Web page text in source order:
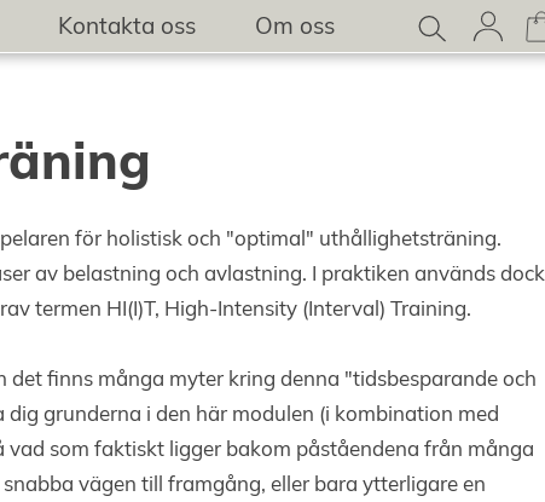
Kontakta oss Om oss
för holistisk och "optimal" uthållighetsträning.
av belastning och avlastning. I praktiken används dock
termen HI(I)T, High-Intensity (Interval) Training.
finns många myter kring denna "tidsbesparande och
grunderna i den här modulen (i kombination med
som faktiskt ligger bakom påståendena från många
vägen till framgång, eller bara ytterligare en